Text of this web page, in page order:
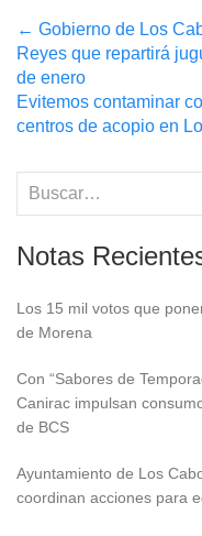
Post
navigation
← Gobierno de Los
Reyes que repartirá
de enero
Evitemos contaminar
centros de acopio en
Notas
Los 15 mil votos que
de Morena
Con “Sabores de
Canirac impulsan
de BCS
Ayuntamiento de Los
coordinan acciones para